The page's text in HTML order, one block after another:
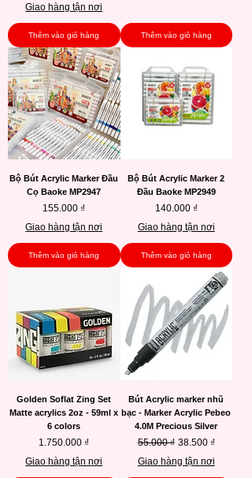
Giao hàng tận nơi
Thêm vào giỏ hàng Thêm vào giỏ hàng
Bộ Bút Acrylic Marker Đầu
Cọ Baoke MP2947
Giá
155.000 ₫
Giao hàng tận nơi
Thêm vào giỏ hàng
Bộ Bút Acrylic Marker 2
Đầu Baoke MP2949
Giá
140.000 ₫
Giao hàng tận nơi
Thêm vào giỏ hàng
Golden Soflat Zing Set
Matte acrylics 2oz - 59ml x
6 colors
Giá
1.750.000 ₫
Giao hàng tận nơi
Bút Acrylic marker nhũ
bạc - Marker Acrylic Pebeo
4.0M Precious Silver
Giá thông thường
55.000 ₫ Giá bán rẻ
38.500 ₫
Giao hàng tận nơi